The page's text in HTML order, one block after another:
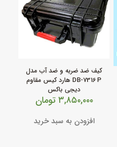
کیف ضد ضربه و ضد آب مدل
DB‑7316 P هارد کیس مقاوم
دیجی باکس
۳,۸۵۰,۰۰۰ تومان
افزودن به سبد خرید